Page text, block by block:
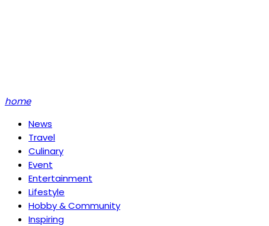
home
News
Travel
Culinary
Event
Entertainment
Lifestyle
Hobby & Community
Inspiring